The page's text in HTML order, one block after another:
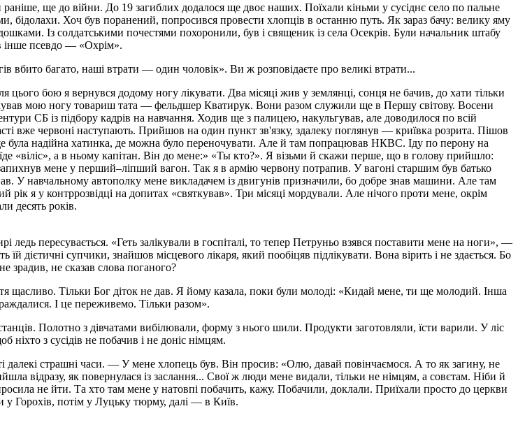
ще до війни. До 19 загиблих додалося ще двоє наших. Поїхали кіньми у сусіднє село по пальне
бідолахи. Хоч був поранений, попросився провести хлопців в останню путь. Як зараз бачу: велику яму
Із солдатськими почестями похоронили, був і священик із села Осекрів. Були начальник штабу
інше псевдо — «Охрiм».
вбито багато, наші втрати — один чоловік». Ви ж розповідаєте про великі втрати...
бою я вернувся додому ногу лікувати. Два місяці жив у землянці, сонця не бачив, до хати тільки
мою ногу товариш тата — фельдшер Кватирук. Вони разом служили ще в Першу світову. Восени
СБ із підбору кадрів на навчання. Ходив ще з палицею, накульгував, але доводилося по всій
вже червоні наступають. Прийшов на один пункт зв'язку, здалеку поглянув — криївка розрита. Пішов
надійна хатинка, де можна було переночувати. Але й там попрацював НКВС. Іду по перону на
«віліс», а в ньому капітан. Він до мене:» «Ты кто?». Я візьми й скажи перше, що в голову прийшло:
мене у перший–ліпший вагон. Так я в армію червону потрапив. У вагоні старшим був батько
У навчальному автополку мене викладачем із двигунів призначили, бо добре знав машини. Але там
я у контррозвідці на допитах «святкував». Три місяці мордували. Але нічого проти мене, окрім
десять років.
пересувається. «Геть залікували в госпіталі, то тепер Петруньо взявся поставити мене на ноги», —
дієтичні супчики, знайшов місцевого лікаря, який пообіцяв підлікувати. Вона вірить і не здається. Бо
зрадив, не сказав слова поганого?
Тільки Бог діток не дав. Я йому казала, поки були молоді: «Кидай мене, ти ще молодий. Інша
І це переживемо. Тільки разом».
Полотно з дівчатами вибілювали, форму з нього шили. Продукти заготовляли, їсти варили. У ліс
ніхто з сусідів не побачив і не доніс німцям.
страшні часи. — У мене хлопець був. Він просив: «Олю, давай повінчаємося. А то як загину, не
відразу, як повернулася із заслання... Свої ж люди мене видали, тільки не німцям, а совєтам. Ніби й
не йти. Та хто там мене у натовпі побачить, кажу. Побачили, доклали. Приїхали просто до церкви
Горохів, потім у Луцьку тюрму, далі — в Київ.